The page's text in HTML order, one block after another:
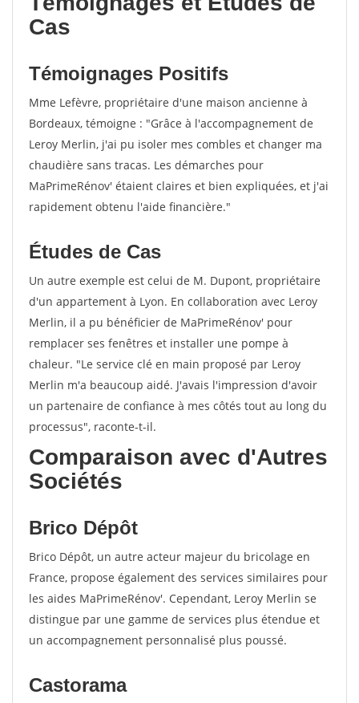
Cas
Témoignages Positifs
Mme Lefèvre, propriétaire d'une maison ancienne à
Bordeaux, témoigne : "Grâce à l'accompagnement de
Leroy Merlin, j'ai pu isoler mes combles et changer ma
chaudière sans tracas. Les démarches pour
MaPrimeRénov' étaient claires et bien expliquées, et j'ai
rapidement obtenu l'aide financière."
Études de Cas
Un autre exemple est celui de M. Dupont, propriétaire
d'un appartement à Lyon. En collaboration avec Leroy
Merlin, il a pu bénéficier de MaPrimeRénov' pour
remplacer ses fenêtres et installer une pompe à
chaleur. "Le service clé en main proposé par Leroy
Merlin m'a beaucoup aidé. J'avais l'impression d'avoir
un partenaire de confiance à mes côtés tout au long du
processus", raconte-t-il.
Comparaison avec d'Autres
Sociétés
Brico Dépôt
Brico Dépôt, un autre acteur majeur du bricolage en
France, propose également des services similaires pour
les aides MaPrimeRénov'. Cependant, Leroy Merlin se
distingue par une gamme de services plus étendue et
un accompagnement personnalisé plus poussé.
Castorama